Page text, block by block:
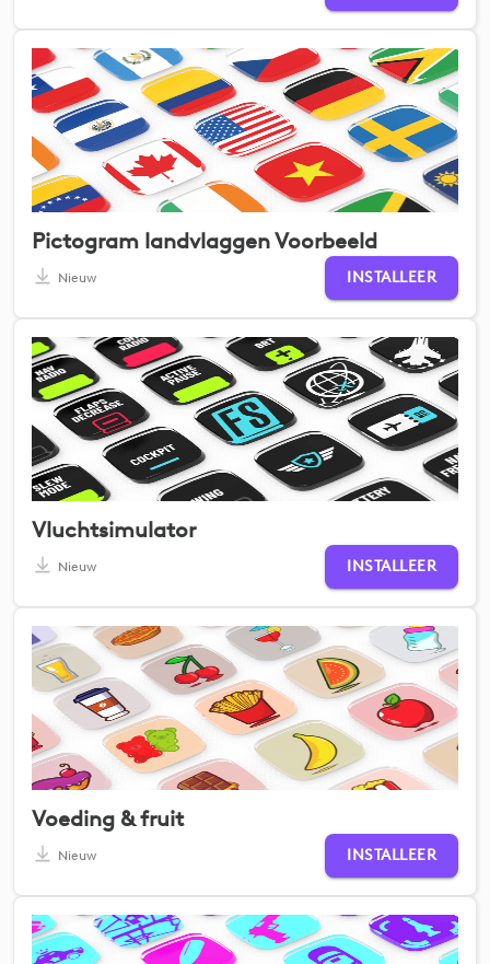
Pictogram landvlaggen Voorbeeld
Nieuw INSTALLEER
Vluchtsimulator
Nieuw INSTALLEER
Voeding & fruit
Nieuw INSTALLEER